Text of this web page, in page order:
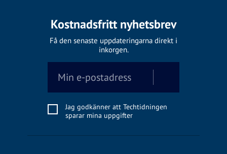
Kostnadsfritt nyhetsbrev
Få den senaste uppdateringarna direkt i
inkorgen.
Jag godkänner att Techtidningen
sparar mina uppgifter